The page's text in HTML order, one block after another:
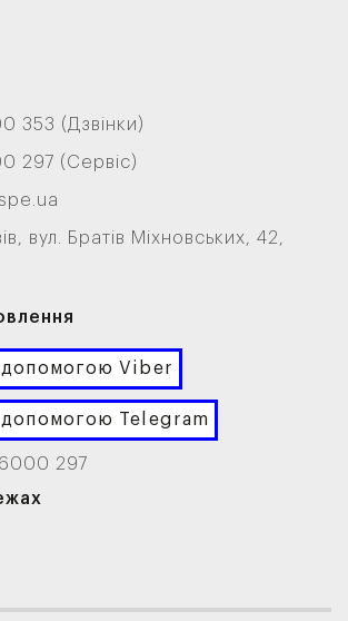
353 (Дзвінки)
297 (Сервіс)
вул. Братів Міхновських, 42,
допомогою Viber
Telegram
297